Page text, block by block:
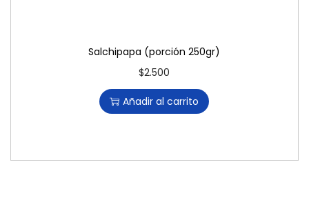
Salchipapa (porción 250gr)
$2.500
Añadir al carrito